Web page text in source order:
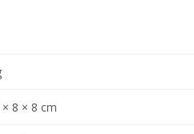
× 8 × 8 cm